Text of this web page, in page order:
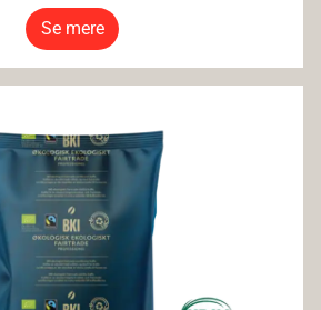
Se mere